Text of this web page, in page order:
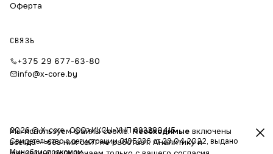
Оферта
СВЯЗЬ
+375 29 677-63-80
info@x-core.by
2026 © X-core · ООО «ИКСЫ»УНП 693280415
Свидетельство о регистрации 0195236 от 29.04.2022, выдано
Мы используем файлы cookie.Необходимые включены
всегда — без них сайт не работает. Аналитику и